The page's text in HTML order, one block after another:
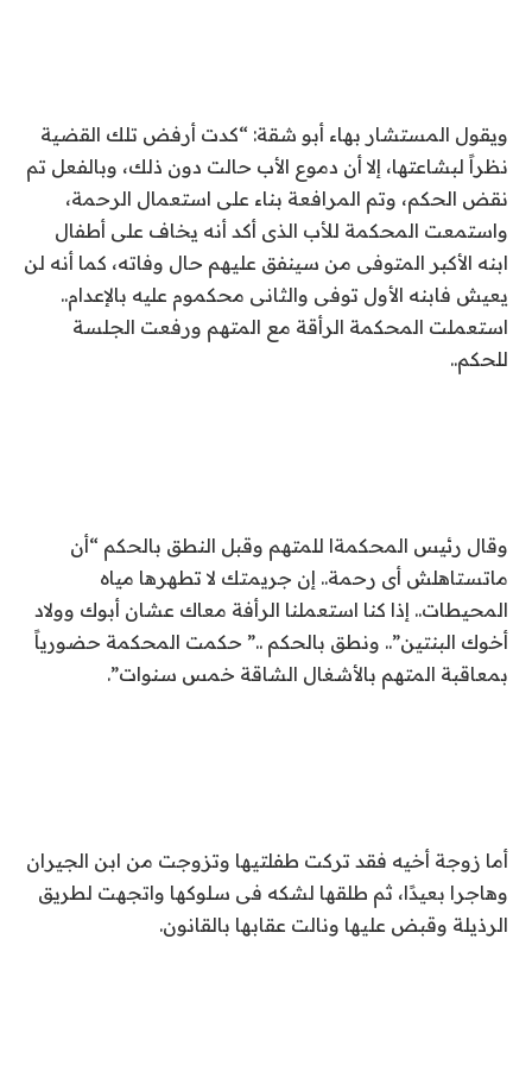
ويقول المستشار بهاء أبو شقة: “كدت أرفض تلك القضية
نظراً لبشاعتها، إلا أن دموع الأب حالت دون ذلك، وبالفعل تم
نقض الحكم، وتم المرافعة بناء على استعمال الرحمة،
واستمعت المحكمة للأب الذى أكد أنه يخاف على أطفال
ابنه الأكبر المتوفى من سينفق عليهم حال وفاته، كما أنه لن
يعيش فابنه الأول توفى والثانى محكموم عليه بالإعدام..
استعملت المحكمة الرأقة مع المتهم ورفعت الجلسة
للحكم..
وقال رئيس المحكمةا للمتهم وقبل النطق بالحكم “أن
ماتستاهلش أى رحمة.. إن جريمتك لا تطهرها مياه
المحيطات.. إذا كنا استعملنا الرأفة معاك عشان أبوك وولاد
أخوك البنتين”.. ونطق بالحكم ..” حكمت المحكمة حضورياً
بمعاقبة المتهم بالأشغال الشاقة خمس سنوات”.
أما زوجة أخيه فقد تركت طفلتيها وتزوجت من ابن الجيران
وهاجرا بعيدًا، ثم طلقها لشكه فى سلوكها واتجهت لطريق
الرذيلة وقبض عليها ونالت عقابها بالقانون.